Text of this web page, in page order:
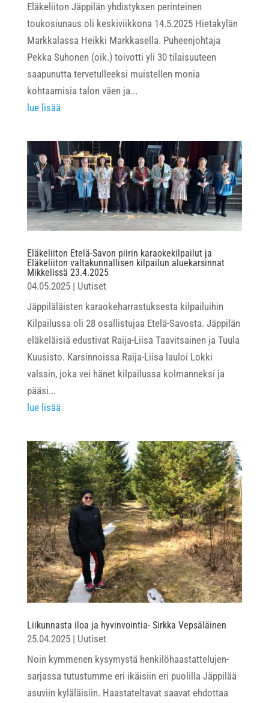
Eläkeliiton Jäppilän yhdistyksen perinteinen
toukosiunaus oli keskiviikkona 14.5.2025 Hietakylän
Markkalassa Heikki Markkasella. Puheenjohtaja
Pekka Suhonen (oik.) toivotti yli 30 tilaisuuteen
saapunutta tervetulleeksi muistellen monia
kohtaamisia talon väen ja...
lue lisää
Eläkeliiton Etelä-Savon piirin karaokekilpailut ja
Eläkeliiton valtakunnallisen kilpailun aluekarsinnat
Mikkelissä 23.4.2025
04.05.2025| Uutiset
Jäppiläläisten karaokeharrastuksesta kilpailuihin
Kilpailussa oli 28 osallistujaa Etelä-Savosta. Jäppilän
eläkeläisiä edustivat Raija-Liisa Taavitsainen ja Tuula
Kuusisto. Karsinnoissa Raija-Liisa lauloi Lokki
valssin, joka vei hänet kilpailussa kolmanneksi ja
pääsi...
lue lisää
Liikunnasta iloa ja hyvinvointia- Sirkka Vepsäläinen
25.04.2025| Uutiset
Noin kymmenen kysymystä henkilöhaastattelujen-
sarjassa tutustumme eri ikäisiin eri puolilla Jäppilää
asuviin kyläläisiin. Haastateltavat saavat ehdottaa